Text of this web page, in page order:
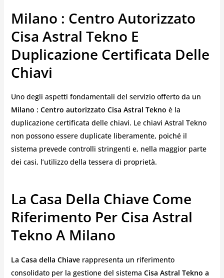
Milano : Centro Autorizzato
Cisa Astral Tekno E
Duplicazione Certificata Delle
Chiavi
Uno degli aspetti fondamentali del servizio offerto da un
Milano : Centro autorizzato Cisa Astral Tekno è la
duplicazione certificata delle chiavi. Le chiavi Astral Tekno
non possono essere duplicate liberamente, poiché il
sistema prevede controlli stringenti e, nella maggior parte
dei casi, l’utilizzo della tessera di proprietà.
La Casa Della Chiave Come
Riferimento Per Cisa Astral
Tekno A Milano
La Casa della Chiaverappresenta un riferimento
consolidato per la gestione del sistema Cisa Astral Tekno a